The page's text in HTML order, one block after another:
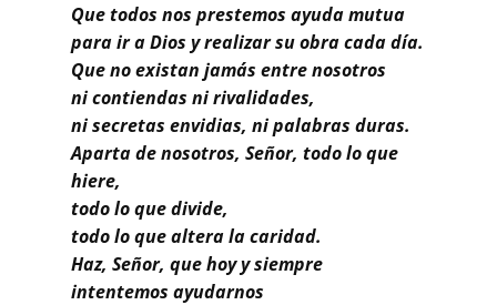
Que todos nos prestemos ayuda mutua
para ir a Dios y realizar su obra cada día.
Que no existan jamás entre nosotros
ni contiendas ni rivalidades,
ni secretas envidias, ni palabras duras.
Aparta de nosotros, Señor, todo lo que
hiere,
todo lo que divide,
todo lo que altera la caridad.
Haz, Señor, que hoy y siempre
intentemos ayudarnos